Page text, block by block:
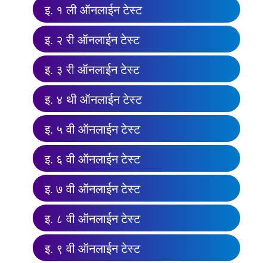
इ. १ ली ऑनलाईन टेस्ट
इ. २ री ऑनलाईन टेस्ट
इ. ३ री ऑनलाईन टेस्ट
इ. ४ थी ऑनलाईन टेस्ट
इ. ५ वी ऑनलाईन टेस्ट
इ. ६ वी ऑनलाईन टेस्ट
इ. ७ वी ऑनलाईन टेस्ट
इ. ८ वी ऑनलाईन टेस्ट
इ. ९ वी ऑनलाईन टेस्ट